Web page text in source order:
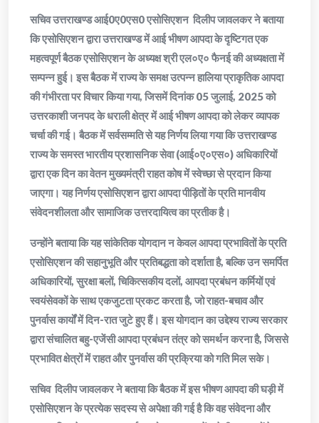
सचिव उत्तराखण्ड आई0ए0एस0 एसोसिएशन दिलीप जावलकर ने बताया
कि एसोसिएशन द्वारा उत्तराखण्ड में आई भीषण आपदा के दृष्टिगत एक
महत्वपूर्ण बैठक एसोसिएशन के अध्यक्ष श्री एल०ए० फैनई की अध्यक्षता में
सम्पन्न हुई। इस बैठक में राज्य के समक्ष उत्पन्न हालिया प्राकृतिक आपदा
की गंभीरता पर विचार किया गया, जिसमें दिनांक 05 जुलाई, 2025 को
उत्तरकाशी जनपद के धराली क्षेत्र में आई भीषण आपदा को लेकर व्यापक
चर्चा की गई। बैठक में सर्वसम्मति से यह निर्णय लिया गया कि उत्तराखण्ड
राज्य के समस्त भारतीय प्रशासनिक सेवा (आई०ए०एस०) अधिकारियों
द्वारा एक दिन का वेतन मुख्यमंत्री राहत कोष में स्वेच्छा से प्रदान किया
जाएगा। यह निर्णय एसोसिएशन द्वारा आपदा पीड़ितों के प्रति मानवीय
संवेदनशीलता और सामाजिक उत्तरदायित्व का प्रतीक है।
उन्होंने बताया कि यह सांकेतिक योगदान न केवल आपदा प्रभावितों के प्रति
एसोसिएशन की सहानुभूति और प्रतिबद्धता को दर्शाता है, बल्कि उन समर्पित
अधिकारियों, सुरक्षा बलों, चिकित्सकीय दलों, आपदा प्रबंधन कर्मियों एवं
स्वयंसेवकों के साथ एकजुटता प्रकट करता है, जो राहत-बचाव और
पुनर्वास कार्यों में दिन-रात जुटे हुए हैं। इस योगदान का उद्देश्य राज्य सरकार
द्वारा संचालित बहु-एजेंसी आपदा प्रबंधन तंत्र को समर्थन करना है, जिससे
प्रभावित क्षेत्रों में राहत और पुनर्वास की प्रक्रिया को गति मिल सके।
सचिव दिलीप जावलकर ने बताया कि बैठक में इस भीषण आपदा की घड़ी में
एसोसिएशन के प्रत्येक सदस्य से अपेक्षा की गई है कि वह संवेदना और